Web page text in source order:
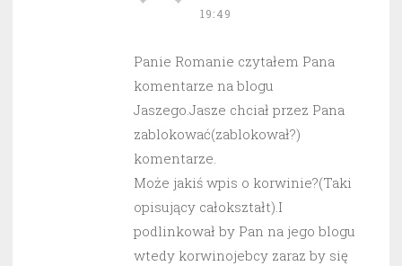
19:49
Panie Romanie czytałem Pana
komentarze na blogu
Jaszego.Jasze chciał przez Pana
zablokować(zablokował?)
komentarze.
Może jakiś wpis o korwinie?(Taki
opisujący całokształt).I
podlinkował by Pan na jego blogu
wtedy korwinojebcy zaraz by się